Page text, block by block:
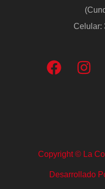
Celular:
Copyright © La
Desarrollado